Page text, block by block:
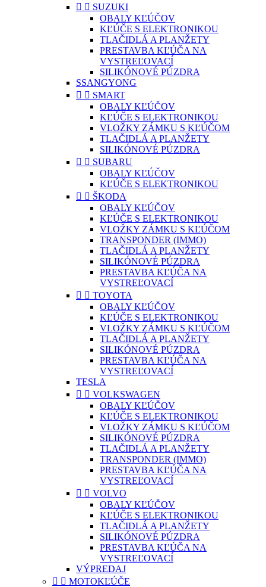
  SUZUKI
OBALY KĽÚČOV
KĽÚČE S ELEKTRONIKOU
TLAČIDLÁ A PLANŽETY
PRESTAVBA KĽÚČA NA
VYSTREĽOVACÍ
SILIKÓNOVÉ PÚZDRA
SSANGYONG
  SMART
OBALY KĽÚČOV
KĽÚČE S ELEKTRONIKOU
VLOŽKY ZÁMKU S KĽÚČOM
TLAČIDLÁ A PLANŽETY
SILIKÓNOVÉ PÚZDRA
  SUBARU
OBALY KĽÚČOV
KĽÚČE S ELEKTRONIKOU
  ŠKODA
OBALY KĽÚČOV
KĽÚČE S ELEKTRONIKOU
VLOŽKY ZÁMKU S KĽÚČOM
TRANSPONDER (IMMO)
TLAČIDLÁ A PLANŽETY
SILIKÓNOVÉ PÚZDRA
PRESTAVBA KĽÚČA NA
VYSTREĽOVACÍ
  TOYOTA
OBALY KĽÚČOV
KĽÚČE S ELEKTRONIKOU
VLOŽKY ZÁMKU S KĽÚČOM
TLAČIDLÁ A PLANŽETY
SILIKÓNOVÉ PÚZDRA
PRESTAVBA KĽÚČA NA
VYSTREĽOVACÍ
TESLA
  VOLKSWAGEN
OBALY KĽÚČOV
KĽÚČE S ELEKTRONIKOU
VLOŽKY ZÁMKU S KĽÚČOM
SILIKÓNOVÉ PÚZDRA
TLAČIDLÁ A PLANŽETY
TRANSPONDER (IMMO)
PRESTAVBA KĽÚČA NA
VYSTREĽOVACÍ
  VOLVO
OBALY KĽÚČOV
KĽÚČE S ELEKTRONIKOU
TLAČIDLÁ A PLANŽETY
SILIKÓNOVÉ PÚZDRA
PRESTAVBA KĽÚČA NA
VYSTREĽOVACÍ
VÝPREDAJ
  MOTOKĽÚČE